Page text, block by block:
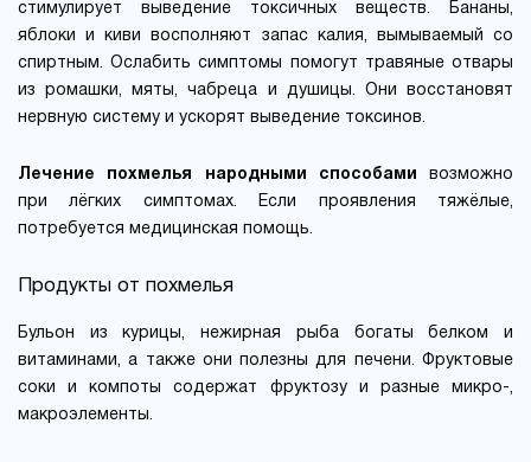
стимулирует выведение токсичных веществ. Бананы,
яблоки и киви восполняют запас калия, вымываемый со
спиртным. Ослабить симптомы помогут травяные отвары
из ромашки, мяты, чабреца и душицы. Они восстановят
нервную систему и ускорят выведение токсинов.
Лечение похмелья народными способами
возможно
при лёгких симптомах. Если проявления тяжёлые,
потребуется медицинская помощь.
Продукты от похмелья
Бульон из курицы, нежирная рыба богаты белком и
витаминами, а также они полезны для печени. Фруктовые
соки и компоты содержат фруктозу и разные микро-,
макроэлементы.